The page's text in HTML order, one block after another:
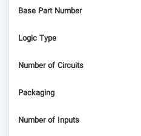
Base Part Number
Logic Type
Number of Circuits
Packaging
Number of Inputs